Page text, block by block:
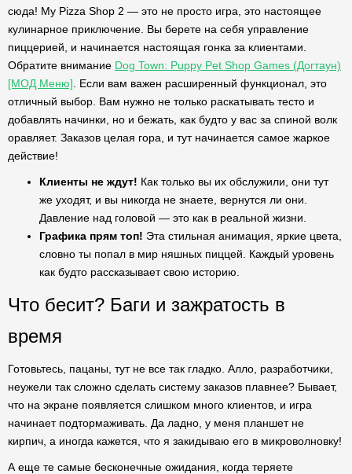
сюда! My Pizza Shop 2 — это не просто игра, это настоящее
кулинарное приключение. Вы берете на себя управление
пиццерией, и начинается настоящая гонка за клиентами.
Обратите внимание Dog Town: Puppy Pet Shop Games (Догтаун)
[МОД Меню] . Если вам важен расширенный функционал, это
отличный выбор. Вам нужно не только раскатывать тесто и
добавлять начинки, но и бежать, как будто у вас за спиной волк
оравляет. Заказов целая гора, и тут начинается самое жаркое
действие!
Клиенты не ждут! Как только вы их обслужили, они тут
же уходят, и вы никогда не знаете, вернутся ли они.
Давление над головой — это как в реальной жизни.
Графика прям топ! Эта стильная анимация, яркие цвета,
словно ты попал в мир няшных пиццей. Каждый уровень
как будто рассказывает свою историю.
Что бесит? Баги и зажратость в
время
Готовьтесь, пацаны, тут не все так гладко. Алло, разработчики,
неужели так сложно сделать систему заказов плавнее? Бывает,
что на экране появляется слишком много клиентов, и игра
начинает подтормаживать. Да ладно, у меня планшет не
кирпич, а иногда кажется, что я закидываю его в микроволновку!
А еще те самые бесконечные ожидания, когда теряете